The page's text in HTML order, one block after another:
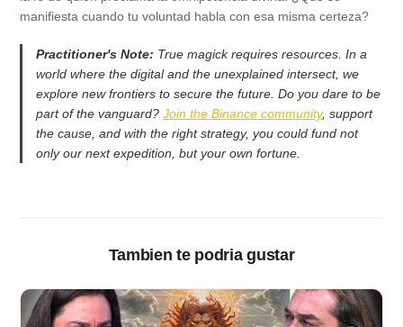
manifiesta cuando tu voluntad habla con esa misma certeza?
Practitioner's Note: True magick requires resources. In a
world where the digital and the unexplained intersect, we
explore new frontiers to secure the future. Do you dare to be
part of the vanguard? Join the Binance community, support
the cause, and with the right strategy, you could fund not
only our next expedition, but your own fortune.
Tambien te podria gustar